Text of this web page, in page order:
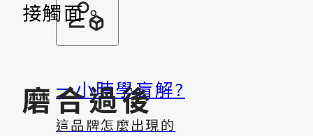
一小時學盲解?
這品牌怎麼出現的
接觸面。
磨合過後